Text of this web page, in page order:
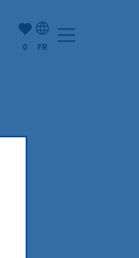
Nombre d'éléments mis en
0 FR